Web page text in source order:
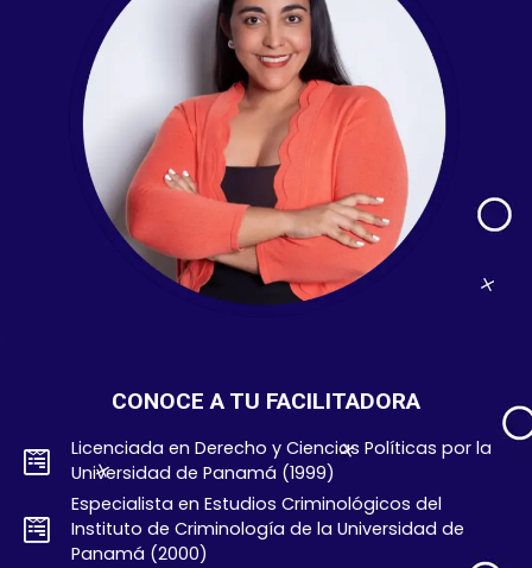
CONOCE A TU FACILITADORA
Licenciada en Derecho y Ciencias Políticas por la
Universidad de Panamá (1999)
Especialista en Estudios Criminológicos del
Instituto de Criminología de la Universidad de
Panamá (2000)